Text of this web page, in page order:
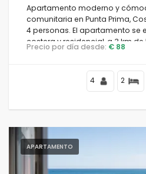
Opciones
Confort
Apartamento moderno y
comunitaria en Punta Prima,
4 personas. El apartamento se
costera y residencial, a 3 km
Prima.
Precio por día desde: € 88
4 2
APARTAMENTO